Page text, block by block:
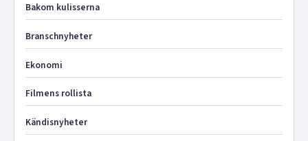
Bakom kulisserna
Branschnyheter
Ekonomi
Filmens rollista
Kändisnyheter